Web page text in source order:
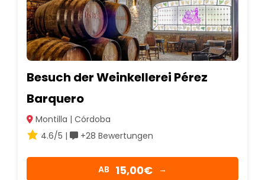
Besuch der Weinkellerei Pérez
Barquero
Montilla | Córdoba
4.6/5 |
+28 Bewertungen
AB 15,00€ →